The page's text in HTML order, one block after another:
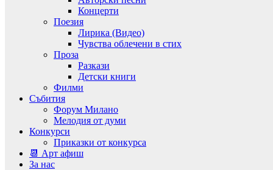
Концерти
Поезия
Лирика (Видео)
Чувства облечени в стих
Проза
Разкази
Детски книги
Филми
Събития
Форум Милано
Мелодия от думи
Конкурси
Приказки от конкурса
📆 Арт афиш
За нас